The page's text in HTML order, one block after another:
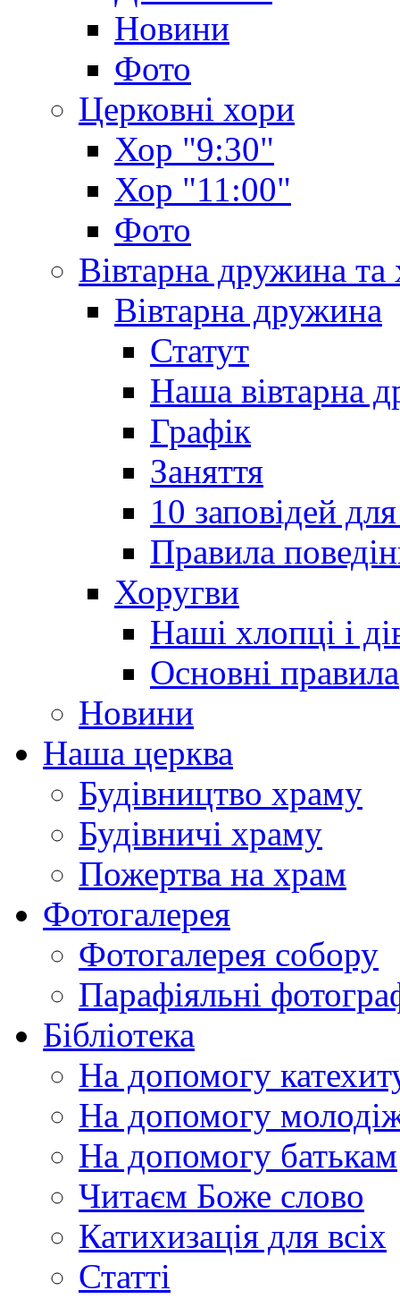
Новини
Фото
Церковні хори
Хор "9:30"
Хор "11:00"
Фото
Вівтарна дружина та
Вівтарна дружина
Статут
Наша вівтарна
Графік
Заняття
10 заповідей
Правила
Хоругви
Наші хлопці і
Основні правила
Новини
Наша церква
Будівництво храму
Будівничі храму
Пожертва на храм
Фотогалерея
Фотогалерея собору
Парафіяльні
Бібліотека
На допомогу
На допомогу
На допомогу батькам
Читаєм Боже слово
Катихизація для всіх
Статті